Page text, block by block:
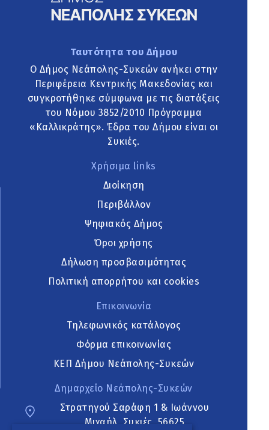
Ταυτότητα του Δήμου
Ο Δήμος Νεάπολης-Συκεών ανήκει στην
Περιφέρεια Κεντρικής Μακεδονίας και
συγκροτήθηκε σύμφωνα με τις διατάξεις
του Νόμου 3852/2010 Πρόγραμμα
«Καλλικράτης». Έδρα του Δήμου είναι οι
Συκιές.
Χρήσιμα links
Διοίκηση
Περιβάλλον
Ψηφιακός Δήμος
Όροι χρήσης
Δήλωση προσβασιμότητας
Πολιτική απορρήτου και cookies
Επικοινωνία
Τηλεφωνικός κατάλογος
Φόρμα επικοινωνίας
ΚΕΠ Δήμου Νεάπολης-Συκεών
Δημαρχείο Νεάπολης-Συκεών
Στρατηγού Σαράφη 1 & Ιωάννου
Μιχαήλ, Συκιές, 56625